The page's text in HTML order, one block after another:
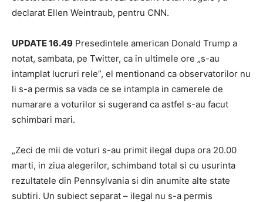
declarat Ellen Weintraub, pentru CNN.
UPDATE 16.49 Presedintele american Donald Trump a
notat, sambata, pe Twitter, ca in ultimele ore „s-au
intamplat lucruri rele”, el mentionand ca observatorilor nu
li s-a permis sa vada ce se intampla in camerele de
numarare a voturilor si sugerand ca astfel s-au facut
schimbari mari.
„Zeci de mii de voturi s-au primit ilegal dupa ora 20.00
marti, in ziua alegerilor, schimband total si cu usurinta
rezultatele din Pennsylvania si din anumite alte state
subtiri. Un subiect separat – ilegal nu s-a permis